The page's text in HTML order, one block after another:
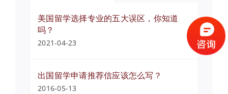
美国留学选择专业的五大误区，你知道
吗？
2021-04-23
出国留学申请推荐信应该怎么写？
2016-05-13